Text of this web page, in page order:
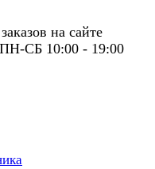
на сайте
ПН-СБ 10:00 - 19:00